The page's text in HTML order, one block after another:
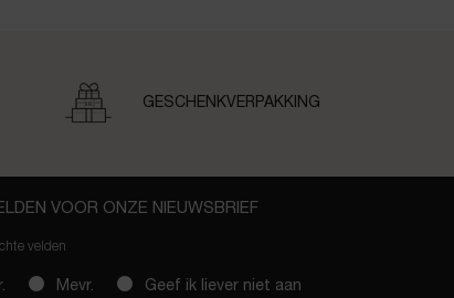
GESCHENKVERPAKKING
VOOR ONZE NIEUWSBRIEF
velden
Mevr. Geef ik liever niet aan